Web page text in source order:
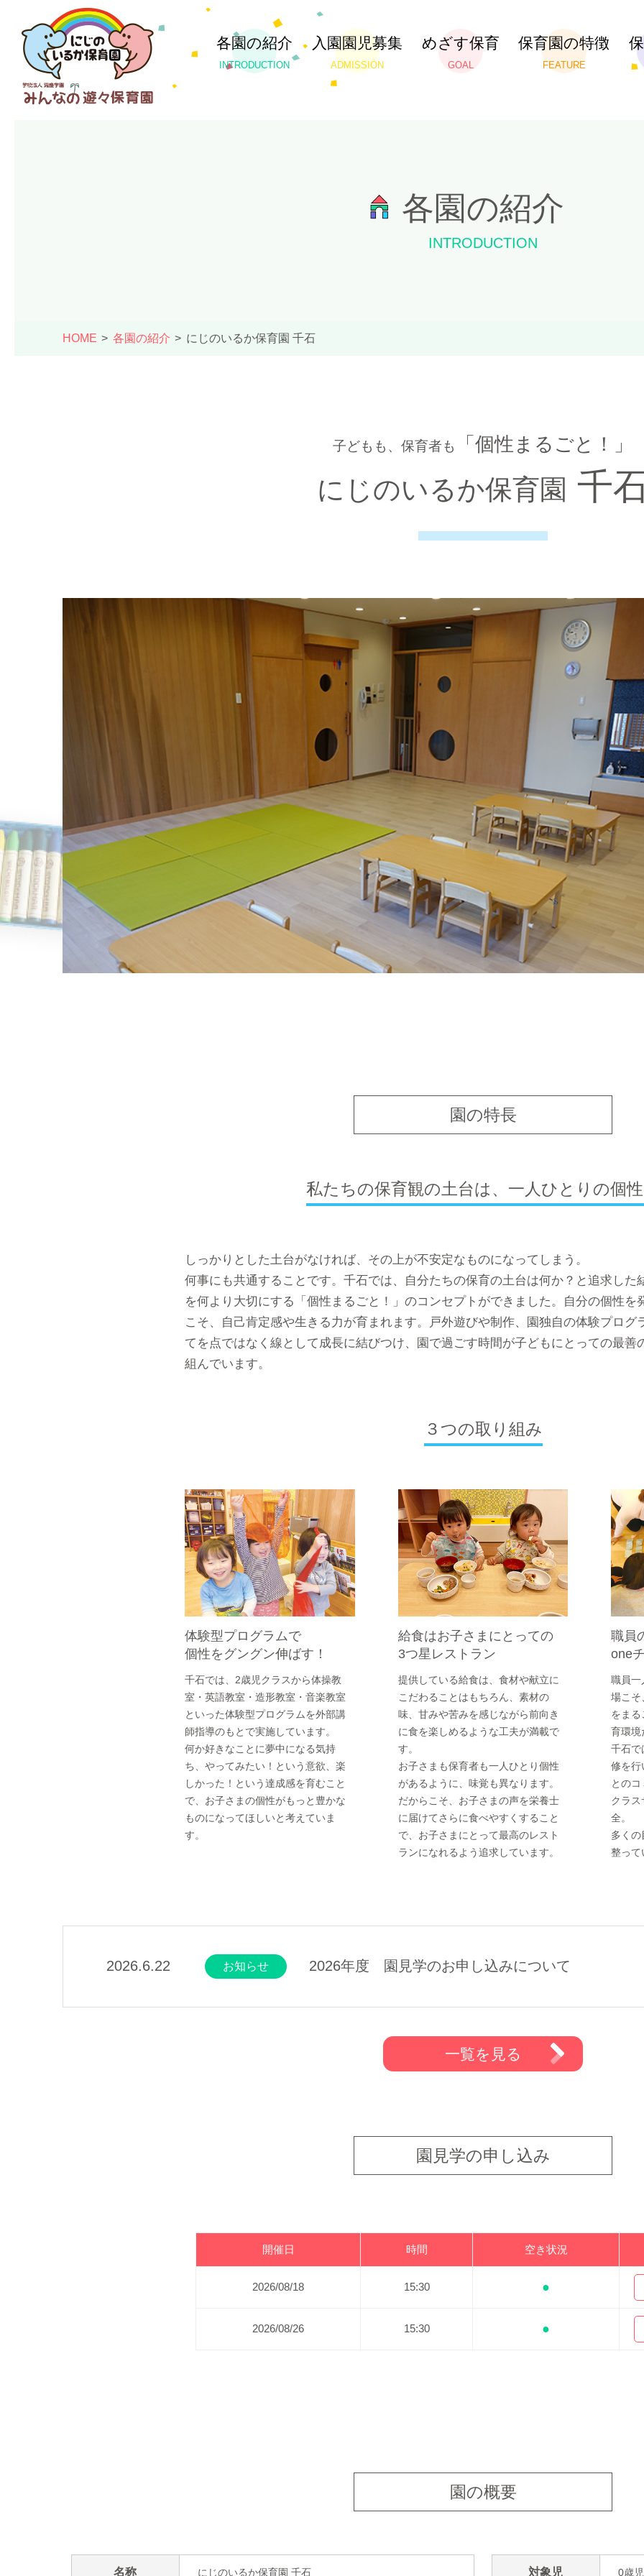
各園の紹介
INTRODUCTION
入園園児募集
ADMISSION
めざす保育
GOAL
保育園の特徴
FEATURE
各園の紹介
INTRODUCTION
HOME 各園の紹介 にじのいるか保育園 千石
子どもも、保育者も 「個性まるごと！」
にじのいるか保育園 千
園の特長
私たちの保育観の土台は、 一人ひとりの個
しっかりとした土台がなければ、その上が不安定なものになってしまう。
何事にも共通することです。千石では、自分たちの保育の土台は何か？と追求した
を何より大切にする「個性まるごと！」のコンセプトができました。自分の個性を
こそ、自己肯定感や生きる力が育まれます。戸外遊びや制作、園独自の体験プログ
てを点ではなく線として成長に結びつけ、園で過ごす時間が子どもにとっての最善
組んでいます。
３つの取り組み
体験型プログラムで
個性をグングン伸ばす！
千石では、2歳児クラスから体操教
室・英語教室・造形教室・音楽教室
といった体験型プログラムを外部講
師指導のもとで実施しています。
何か好きなことに夢中になる気持
ち、やってみたい！という意欲、楽
しかった！という達成感を育むこと
で、お子さまの個性がもっと豊かな
ものになってほしいと考えていま
す。
給食はお子さまにとっての
3つ星レストラン
提供している給食は、食材や献立に
こだわることはもちろん、素材の
味、甘みや苦みを感じながら前向き
に食を楽しめるような工夫が満載で
す。
お子さまも保育者も一人ひとり個性
があるように、味覚も異なります。
だからこそ、お子さまの声を栄養士
に届けてさらに食べやすくすること
で、お子さまにとって最高のレスト
ランになれるよう追求しています。
職員
one
職員一
場こそ
をま
育環境
千石で
修を行
との
クラ
全。
多く
整って
2026.6.22 お知らせ 2026年度 園見学のお申し込みについて
一覧を見る
園見学の申し込み
開催日 時間 空き状況
2026/08/18 15:30 ●
2026/08/26 15:30 ●
園の概要
名称 にじのいるか保育園 千石 対象児 0歳